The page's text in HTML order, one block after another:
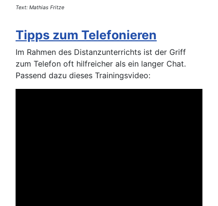
Text: Mathias Fritze
Tipps zum Telefonieren
Im Rahmen des Distanzunterrichts ist der Griff
zum Telefon oft hilfreicher als ein langer Chat.
Passend dazu dieses Trainingsvideo: